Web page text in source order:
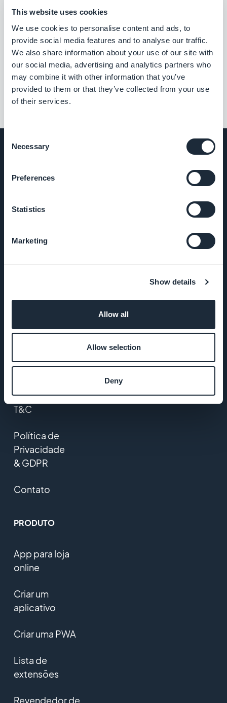
This website uses cookies
We use cookies to personalise content and ads, to
provide social media features and to analyse our traffic.
We also share information about your use of our site with
our social media, advertising and analytics partners who
may combine it with other information that you’ve
provided to them or that they’ve collected from your use
of their services.
Selection
Necessary
Preferences
Statistics
Marketing
Show details
Allow all
Allow selection
Deny
EMPRESA
Sobre nós
Suporte
Studio
T&C
Política de
Privacidade
& GDPR
Contato
PRODUTO
App para loja
online
Criar um
aplicativo
Criar uma PWA
Lista de
extensões
Revendedor de